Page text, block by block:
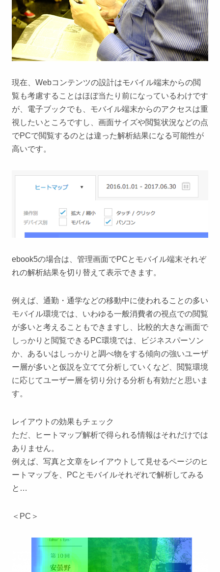
現在、Webコンテンツの設計はモバイル端末からの閲
覧も考慮することはほぼ当たり前になっているわけです
が、電子ブックでも、モバイル端末からのアクセスは重
視したいところですし、画面サイズや閲覧状況などの点
でPCで閲覧するのとは違った解析結果になる可能性が
高いです。
ebook5の場合は、管理画面でPCとモバイル端末それぞ
れの解析結果を切り替えて表示できます。
例えば、通勤・通学などの移動中に使われることの多い
モバイル環境では、いわゆる一般消費者の視点での閲覧
が多いと考えることもできますし、比較的大きな画面で
しっかりと閲覧できるPC環境では、ビジネスパーソン
か、あるいはしっかりと調べ物をする傾向の強いユーザ
ー層が多いと仮説を立てて分析していくなど、閲覧環境
に応じてユーザー層を切り分ける分析も有効だと思いま
す。
レイアウトの効果もチェック
ただ、ヒートマップ解析で得られる情報はそれだけでは
ありません。
例えば、写真と文章をレイアウトして見せるページのヒ
ートマップを、PCとモバイルそれぞれで解析してみる
と…
＜PC＞